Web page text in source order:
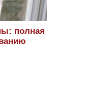
полная